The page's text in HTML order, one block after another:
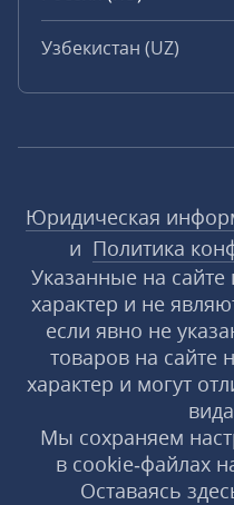
Узбекистан (UZ)
Юридическая
и Политика
Указанные на
характер и не
если явно не
товаров на сайте
характер и могут
Мы сохраняем
в cookie‑файлах
Оставаясь